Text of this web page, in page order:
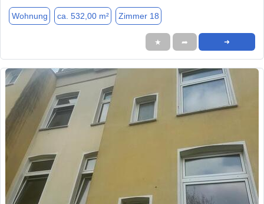
Wohnung ca. 532,00 m² Zimmer 18
★ ➦ ➜